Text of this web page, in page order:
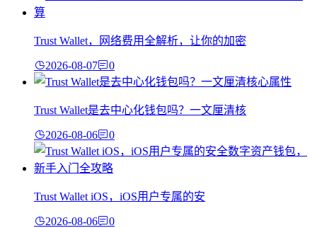
Trust Wallet，网络费用全解析，让你的加密
2026-08-07 0
Trust Wallet是去中心化钱包吗？一文厘清核
2026-08-06 0
Trust Wallet iOS，iOS用户专属的安
2026-08-06 0